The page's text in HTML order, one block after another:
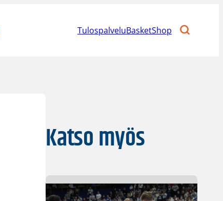
TulospalveluBasketShop
Katso myös